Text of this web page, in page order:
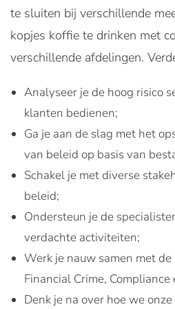
te sluiten bij verschillende
kopjes koffie te drinken met
verschillende afdelingen.
Analyseer je de hoog risico
klanten bedienen;
Ga je aan de slag met het
van beleid op basis van
Schakel je met diverse
beleid;
Ondersteun je de
verdachte activiteiten;
Werk je nauw samen met
Financial Crime, Compliance
Denk je na over hoe we